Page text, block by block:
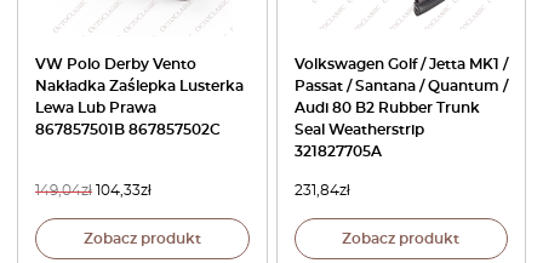
VW Polo Derby Vento
Nakładka Zaślepka Lusterka
Lewa Lub Prawa
867857501B 867857502C
149,04zł 104,33zł
Zobacz produkt
Volkswagen Golf / Jetta MK1 /
Passat / Santana / Quantum /
Audi 80 B2 Rubber Trunk
Seal Weatherstrip
321827705A
231,84zł
Zobacz produkt